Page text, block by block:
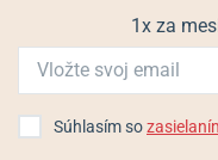
Populárne
Touch Collection
1x za
Súhlasím so